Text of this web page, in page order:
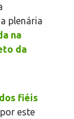
plenária
na
da
fiéis
este